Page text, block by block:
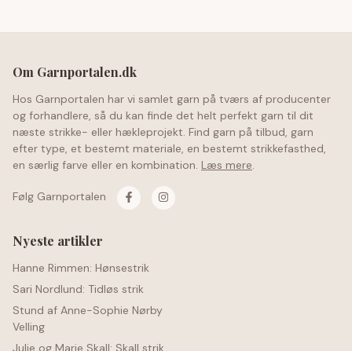
Om Garnportalen.dk
Hos Garnportalen har vi samlet garn på tværs af producenter
og forhandlere, så du kan finde det helt perfekt garn til dit
næste strikke- eller hækleprojekt. Find garn på tilbud, garn
efter type, et bestemt materiale, en bestemt strikkefasthed,
en særlig farve eller en kombination. Læs mere.
Følg Garnportalen
Nyeste artikler
Hanne Rimmen: Hønsestrik
Sari Nordlund: Tidløs strik
Stund af Anne-Sophie Nørby
Velling
Julie og Marie Skall: Skall strik